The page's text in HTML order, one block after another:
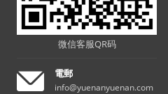
微信客服QR码
電郵
info@yuenanyuenan.com